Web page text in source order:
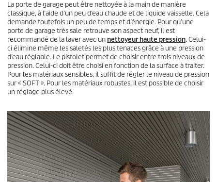
La porte de garage peut être nettoyée à la main de manière
classique, à l’aide d’un peu d’eau chaude et de liquide vaisselle. Cela
demande toutefois un peu de temps et d’énergie. Pour qu’une
porte de garage très sale retrouve son aspect neuf, il est
recommandé de la laver avec unnettoyeur haute pression. Celui-
ci élimine même les saletés les plus tenaces grâce à une pression
d’eau réglable. Le pistolet permet de choisir entre trois niveaux de
pression. Celui-ci doit être choisi en fonction de la surface à traiter.
Pour les matériaux sensibles, il suffit de régler le niveau de pression
sur « SOFT ». Pour les matériaux robustes, il est possible de choisir
un réglage plus élevé.